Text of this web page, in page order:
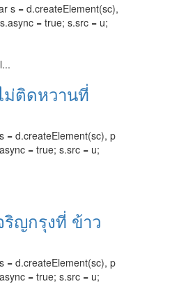
s = d.createElement(sc),
= true; s.src = u;
ม่ติดหวานที่
= d.createElement(sc), p
= true; s.src = u;
ญกรุงที่ ข้าว
= d.createElement(sc), p
= true; s.src = u;